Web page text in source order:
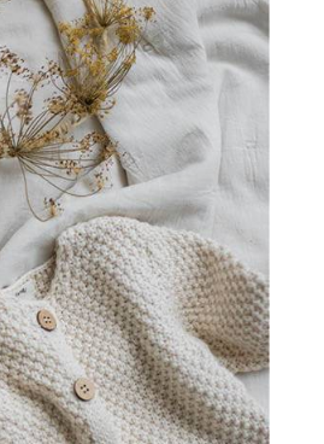
relax hoes velours
btw